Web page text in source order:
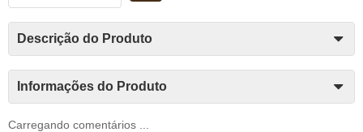
Descrição do Produto
Informações do Produto
Carregando comentários ...